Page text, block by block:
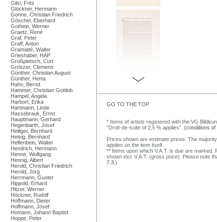
Gilsi, Fritz
Glöckner, Hermann
Gonne, Christian Friedrich
Göschel, Eberhard
Gothein, Werner
Graetz, René
Graf, Peter
Graff, Anton
Gramatté, Walter
Grieshaber, HAP
Großpietsch, Curt
Gröszer, Clemens
Günther, Christian August
Günther, Herta
Hahn, Bernd
Hammer, Christian Gottlob
Hampel, Angela
Harbort, Erika
Hartmann, Linde
Hassebrauk, Ernst
Hauptmann, Gerhard
Hegenbarth, Josef
Heiliger, Bernhard
Heisig, Bernhard
Helfenbein, Walter
Hendrich, Hermann
Henne, Wolfgang
Hennig, Albert
Herold, Christian Friedrich
Herold, Jörg
Herrmann, Gunter
Hippold, Erhard
Hitzer, Werner
Höckner, Rudolf
Hoffmann, Dieter
Hoffmann, Josef
Homann, Johann Baptist
Hoppe, Peter
GO TO THE TOP
* Items of artists registered with the VG
"Droit-de-suite of 2,5 % applies". (conditions of
Prices shown are estimate prices. The
applies on the item itself.
** Items upon which V.A.T. is due are
shown incl. V.A.T. (gross price). Please note
7.3.)